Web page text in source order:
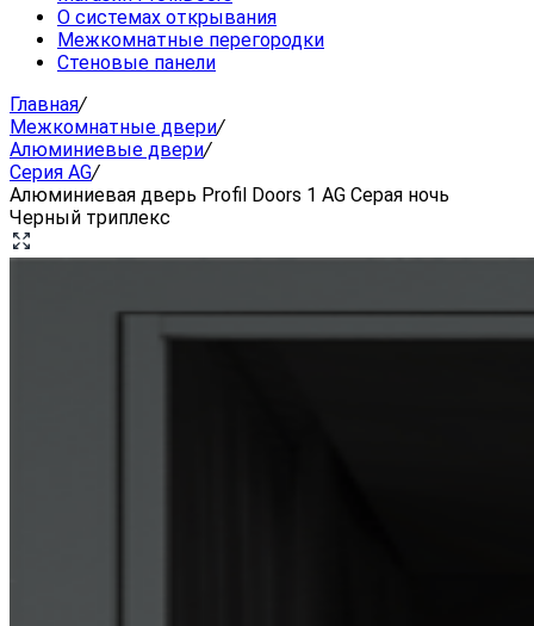
О системах открывания
Межкомнатные перегородки
Стеновые панели
Главная/
Межкомнатные двери/
Алюминиевые двери/
Серия AG/
Алюминиевая дверь Profil Doors 1 AG Серая ночь
Черный триплекс